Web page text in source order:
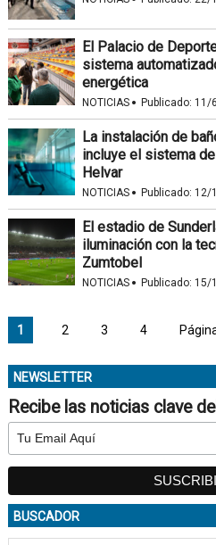
El Palacio de
sistema
energética
NOTICIAS · Publicado: 11/
La instalación de
incluye el sistema
Helvar
NOTICIAS · Publicado: 12/
El estadio de
iluminación con la
Zumtobel
NOTICIAS · Publicado: 15/
1 2 3 4
NEWSLETTER
Recibe las noticias clave
BUSCADOR